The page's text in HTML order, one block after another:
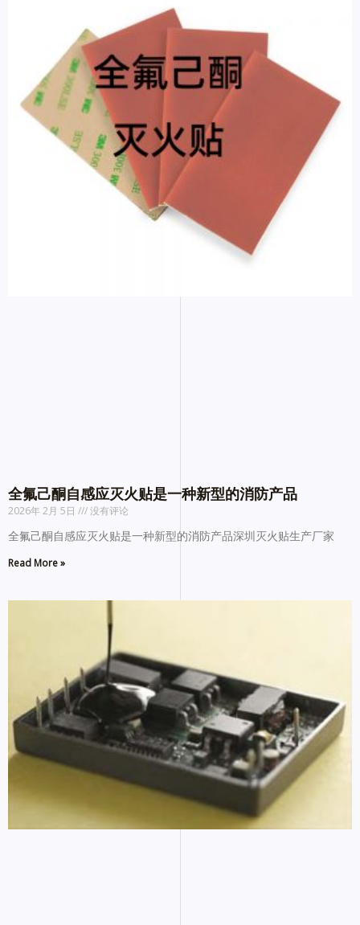
全氟己酮自感应灭火贴是一种新型的消防产品
2026年 2月 5日 没有评论
全氟己酮自感应灭火贴是一种新型的消防产品深圳灭火贴生产厂家
Read More »